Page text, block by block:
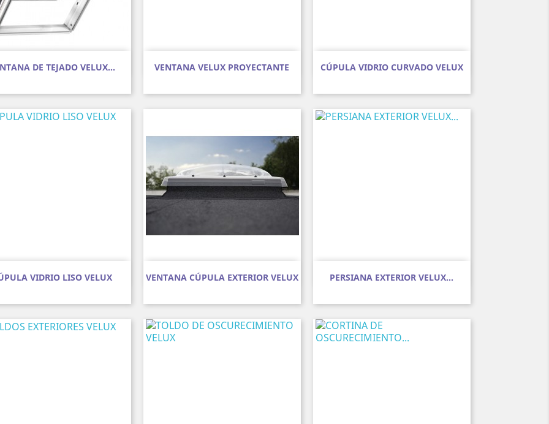
DE TEJADO VELUX...
 Vista rápida VENTANA VELUX PROYECTANTE
Vista rápida CÚPULA VIDRIO CURVADO VELUX
Vista rápida
VIDRIO LISO VELUX
Vista rápida VENTANA CÚPULA EXTERIOR VELUX
Vista rápida PERSIANA EXTERIOR VELUX...
Vista rápida